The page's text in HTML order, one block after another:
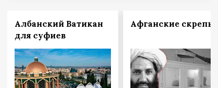
Албанский Ватикан
для суфиев
Афганские скрепы